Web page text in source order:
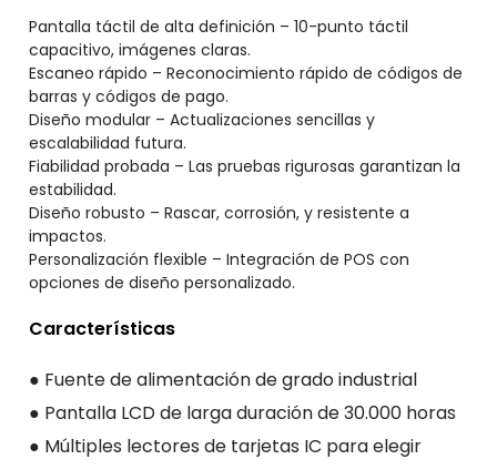
Pantalla táctil de alta definición – 10-punto táctil
capacitivo, imágenes claras.
Escaneo rápido – Reconocimiento rápido de códigos de
barras y códigos de pago.
Diseño modular – Actualizaciones sencillas y
escalabilidad futura.
Fiabilidad probada – Las pruebas rigurosas garantizan la
estabilidad.
Diseño robusto – Rascar, corrosión, y resistente a
impactos.
Personalización flexible – Integración de POS con
opciones de diseño personalizado.
Características
● Fuente de alimentación de grado industrial
● Pantalla LCD de larga duración de 30.000 horas
● Múltiples lectores de tarjetas IC para elegir